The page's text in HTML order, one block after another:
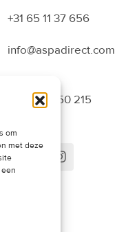
om
met deze
+31 65 11 37 656
info@aspadirect.com
+31 70 34 50 215